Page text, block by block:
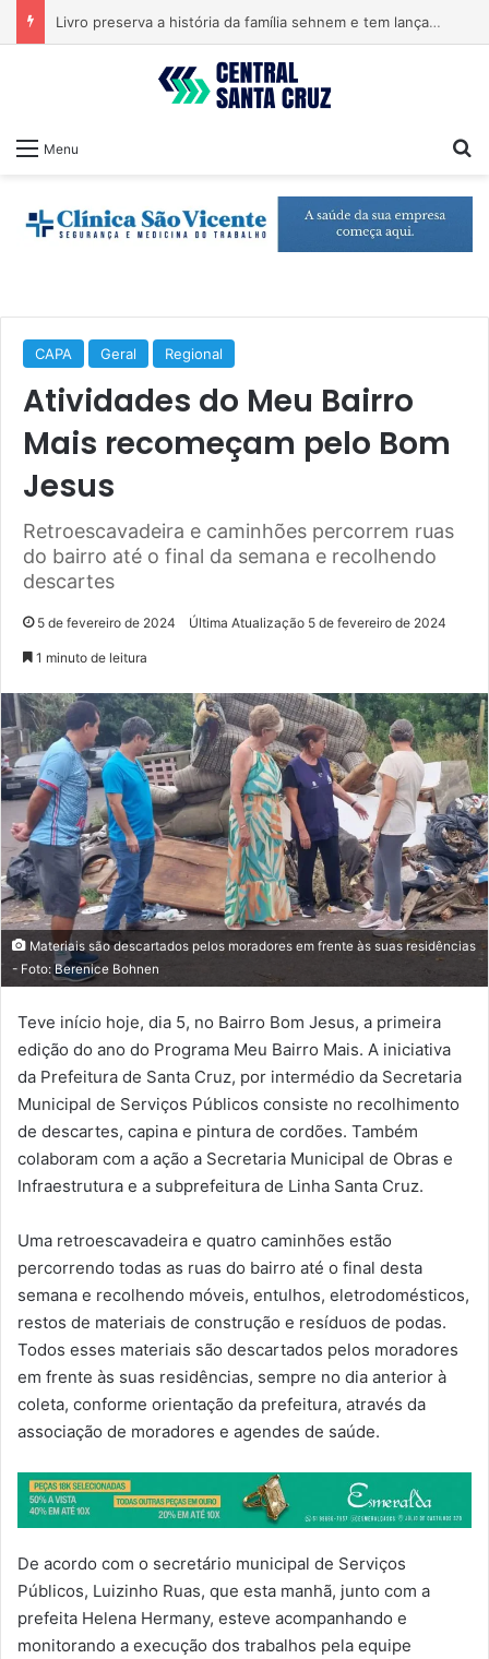
Livro preserva a história da família sehnem e tem lançamento em encontro familiar
Menu
CAPA Geral Regional
Atividades do Meu Bairro
Mais recomeçam pelo Bom
Jesus
Retroescavadeira e caminhões percorrem ruas
do bairro até o final da semana e recolhendo
descartes
5 de fevereiro de 2024 Última Atualização 5 de fevereiro de 2024
1 minuto de leitura
Materiais são descartados pelos moradores em frente às suas residências
- Foto: Berenice Bohnen
Teve início hoje, dia 5, no Bairro Bom Jesus, a primeira
edição do ano do Programa Meu Bairro Mais. A iniciativa
da Prefeitura de Santa Cruz, por intermédio da Secretaria
Municipal de Serviços Públicos consiste no recolhimento
de descartes, capina e pintura de cordões. Também
colaboram com a ação a Secretaria Municipal de Obras e
Infraestrutura e a subprefeitura de Linha Santa Cruz.
Uma retroescavadeira e quatro caminhões estão
percorrendo todas as ruas do bairro até o final desta
semana e recolhendo móveis, entulhos, eletrodomésticos,
restos de materiais de construção e resíduos de podas.
Todos esses materiais são descartados pelos moradores
em frente às suas residências, sempre no dia anterior à
coleta, conforme orientação da prefeitura, através da
associação de moradores e agendes de saúde.
De acordo com o secretário municipal de Serviços
Públicos, Luizinho Ruas, que esta manhã, junto com a
prefeita Helena Hermany, esteve acompanhando e
monitorando a execução dos trabalhos pela equipe